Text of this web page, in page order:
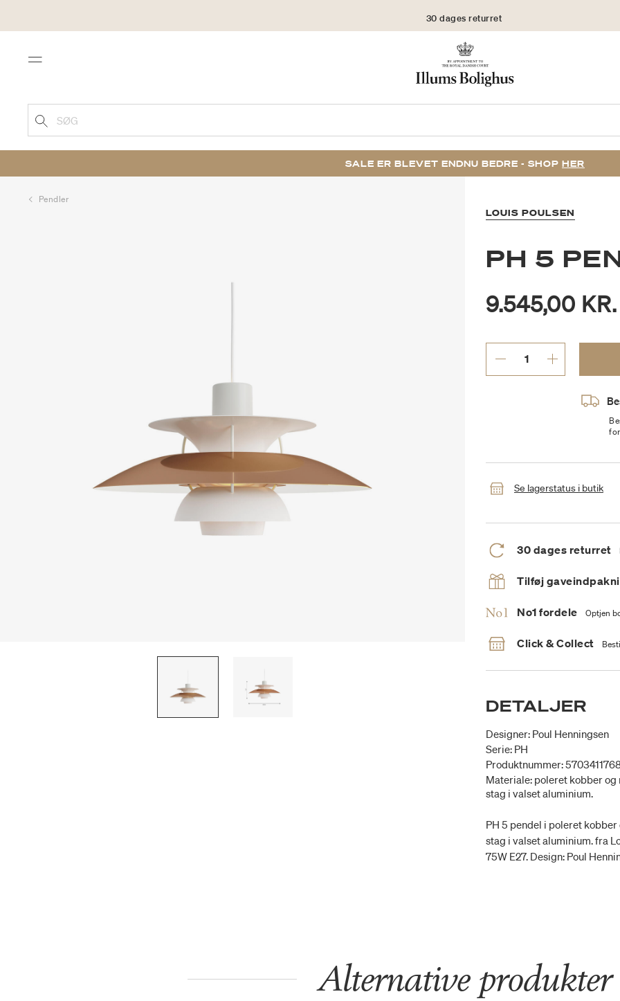
30 dages returret
Menu
SØG
SALE ER BLEVET ENDNU BEDRE - SHOP HER
Pendler
LOUIS POULSEN
PH 5
9.545,00 KR.
Se lagerstatus i butik
30 dages returret
Tilføj
No1 fordele Optjen
Click & Collect
DETALJER
Designer: Poul Henningsen
Serie: PH
Produktnummer:
Materiale: poleret kobber
stag i valset aluminium.
PH 5 pendel i poleret
stag i valset aluminium. fra
75W E27. Design: Poul
Alternative produkter